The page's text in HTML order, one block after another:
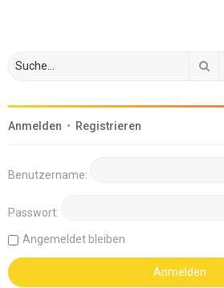
Anmelden • Registrieren
Benutzername:
Passwort:
Angemeldet bleiben